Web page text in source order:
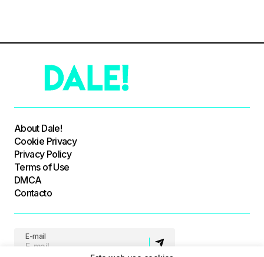
About Dale!
Cookie Privacy
Privacy Policy
Terms of Use
DMCA
Contacto
E-mail